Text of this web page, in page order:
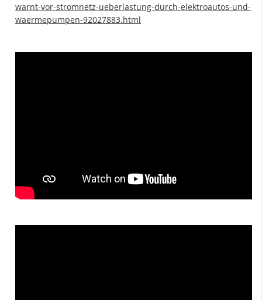
warnt-vor-stromnetz-ueberlastung-durch-elektroautos-und-
waermepumpen-92027883.html